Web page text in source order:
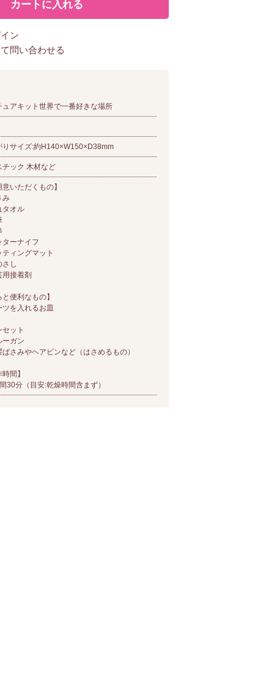
ン
問い合わせる
ュアキット世界で一番好きな場所
りサイズ:約H140×W150×D38mm
チック 木材など
いただくもの】
み
タオル
ターナイフ
ティングマット
さし
用接着剤
便利なもの】
ツを入れるお皿
ット
ーガン
ばさみやヘアピンなど（はさめるもの）
間】
30分（目安:乾燥時間含まず）